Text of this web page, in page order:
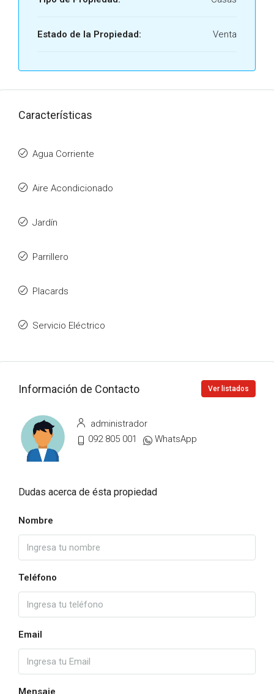
Estado de la Propiedad: Venta
Características
Agua Corriente
Aire Acondicionado
Jardín
Parrillero
Placards
Servicio Eléctrico
Información de Contacto Ver listados
administrador
092 805 001
WhatsApp
Dudas acerca de ésta propiedad
Nombre
Teléfono
Email
Mensaje